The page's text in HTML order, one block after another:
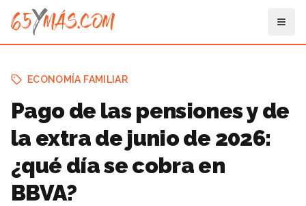
ECONOMÍA FAMILIAR
Pago de las pensiones y de
la extra de junio de 2026:
¿qué día se cobra en
BBVA?